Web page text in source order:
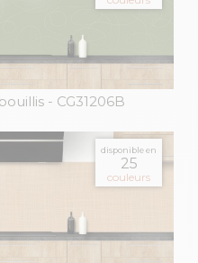
- CG31206B
disponible en
25
couleurs